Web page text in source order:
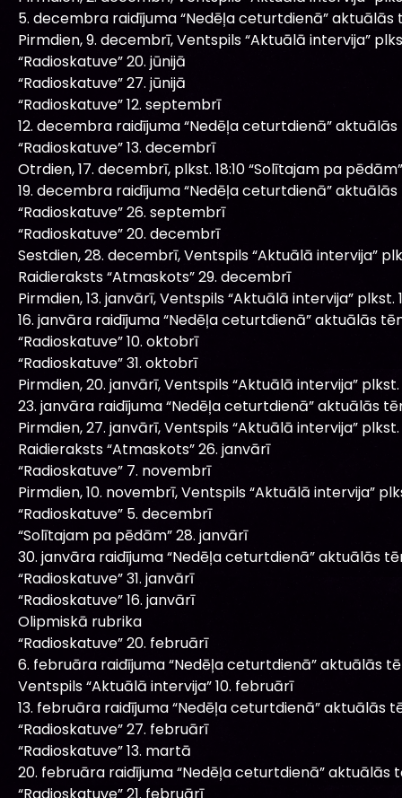
5. decembra raidījuma “Nedēļa ceturtdienā” aktuālās
Pirmdien, 9. decembrī, Ventspils “Aktuālā intervija”
“Radioskatuve” 20. jūnijā
“Radioskatuve” 27. jūnijā
“Radioskatuve” 12. septembrī
12. decembra raidījuma “Nedēļa ceturtdienā”
“Radioskatuve” 13. decembrī
Otrdien, 17. decembrī, plkst. 18:10 “Solītajam pa
19. decembra raidījuma “Nedēļa ceturtdienā”
“Radioskatuve” 26. septembrī
“Radioskatuve” 20. decembrī
Sestdien, 28. decembrī, Ventspils “Aktuālā intervija”
Raidieraksts “Atmaskots” 29. decembrī
Pirmdien, 13. janvārī, Ventspils “Aktuālā intervija” plkst.
16. janvāra raidījuma “Nedēļa ceturtdienā” aktuālās
“Radioskatuve” 10. oktobrī
“Radioskatuve” 31. oktobrī
Pirmdien, 20. janvārī, Ventspils “Aktuālā intervija” plkst.
23. janvāra raidījuma “Nedēļa ceturtdienā” aktuālās
Pirmdien, 27. janvārī, Ventspils “Aktuālā intervija” plkst.
Raidieraksts “Atmaskots” 26. janvārī
“Radioskatuve” 7. novembrī
Pirmdien, 10. novembrī, Ventspils “Aktuālā intervija”
“Radioskatuve” 5. decembrī
“Solītajam pa pēdām” 28. janvārī
30. janvāra raidījuma “Nedēļa ceturtdienā” aktuālās
“Radioskatuve” 31. janvārī
“Radioskatuve” 16. janvārī
Olipmiskā rubrika
“Radioskatuve” 20. februārī
6. februāra raidījuma “Nedēļa ceturtdienā” aktuālās
Ventspils “Aktuālā intervija” 10. februārī
13. februāra raidījuma “Nedēļa ceturtdienā” aktuālās
“Radioskatuve” 27. februārī
“Radioskatuve” 13. martā
20. februāra raidījuma “Nedēļa ceturtdienā” aktuālās
“Radioskatuve” 21. februārī